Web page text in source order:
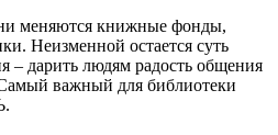
меняются книжные фонды,
Неизменной остается суть
– дарить людям радость общения
важный для библиотеки